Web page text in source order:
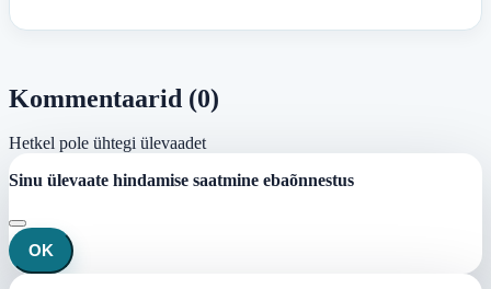
Kommentaarid (0)
Hetkel pole ühtegi ülevaadet
Sinu ülevaate hindamise saatmine ebaõnnestus
OK